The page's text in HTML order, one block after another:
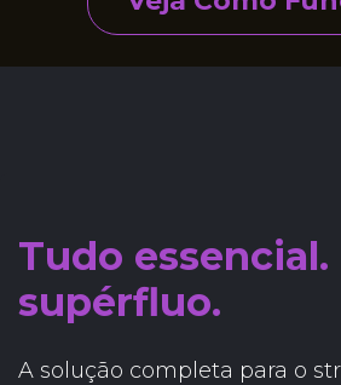
Tudo essencial.
supérfluo.
A solução completa para o